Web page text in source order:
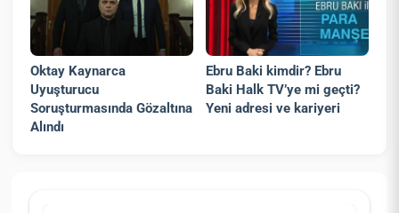
Oktay Kaynarca
Uyuşturucu
Soruşturmasında Gözaltına
Alındı
Ebru Baki kimdir? Ebru
Baki Halk TV’ye mi geçti?
Yeni adresi ve kariyeri